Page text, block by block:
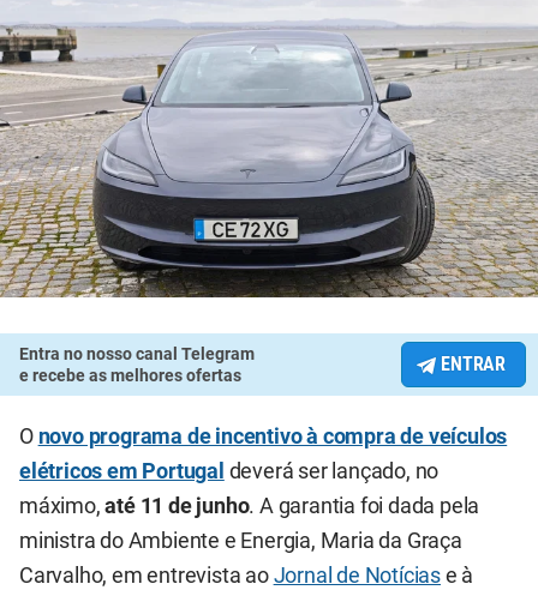
Entra no nosso canal Telegram
e recebe as melhores ofertas
ENTRAR
O novo programa de incentivo à compra de veículos
elétricos em Portugal deverá ser lançado, no
máximo,até 11 de junho. A garantia foi dada pela
ministra do Ambiente e Energia, Maria da Graça
Carvalho, em entrevista ao Jornal de Notícias e à